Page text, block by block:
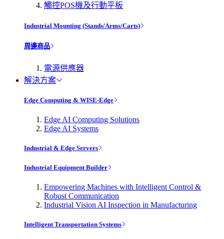
觸控POS機及行動平板
Industrial Mounting (Stands/Arms/Carts)
周邊商品
電源供應器
解決方案
Edge Computing & WISE-Edge
Edge AI Computing Solutions
Edge AI Systems
Industrial & Edge Servers
Industrial Equipment Builder
Empowering Machines with Intelligent Control &
Robust Communication
Industrial Vision AI Inspection in Manufacturing
Intelligent Transportation Systems